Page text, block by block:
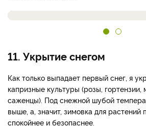
11. Укрытие снегом
Как только выпадает первый снег, я
капризные культуры (розы, гортензии,
саженцы). Под снежной шубой
выше, а, значит, зимовка для растений
спокойнее и безопаснее.